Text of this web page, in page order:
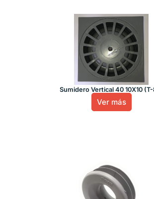
Sumidero Vertical 40 10X10
Ver más